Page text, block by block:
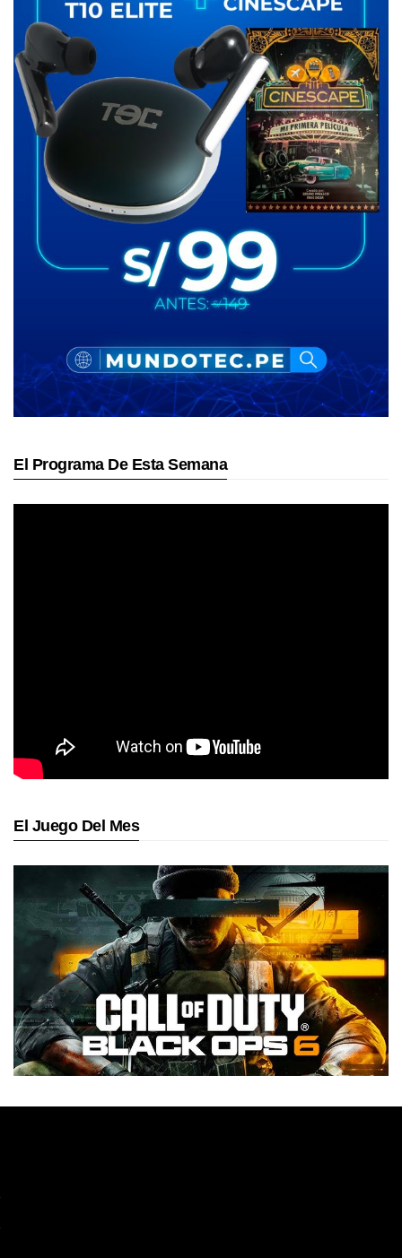
El Programa De Esta Semana
El Juego Del Mes